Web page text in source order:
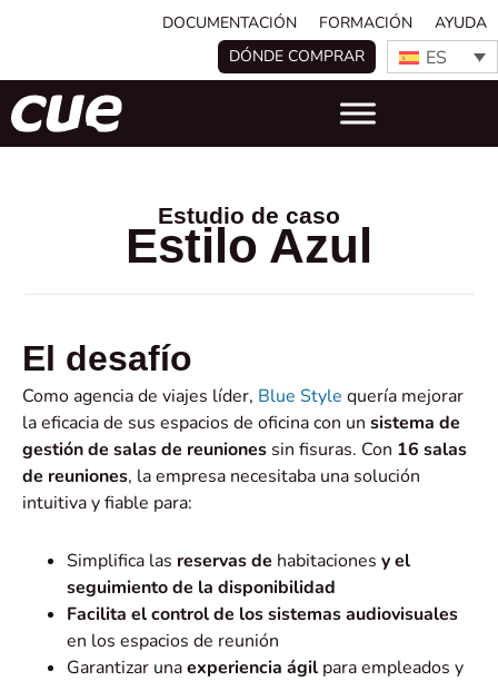
DOCUMENTACIÓN FORMACIÓN
AYUDA
DÓNDE COMPRAR
ES
Estudio de caso
Estilo Azul
El desafío
Como agencia de viajes líder, Blue Style quería mejorar
la eficacia de sus espacios de oficina con un sistema de
gestión de salas de reuniones sin fisuras. Con 16 salas
de reuniones, la empresa necesitaba una solución
intuitiva y fiable para:
Simplifica las reservas de habitaciones y el
seguimiento de la disponibilidad
Facilita el control de los sistemas audiovisuales
en los espacios de reunión
Garantizar unaexperiencia ágil para empleados y